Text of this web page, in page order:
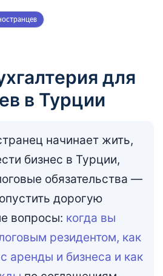
для
в Турции
начинает жить,
бизнес в Турции,
обязательства —
дорогую
вопросы: когда вы
резидентом, как
аренды и бизнеса и как